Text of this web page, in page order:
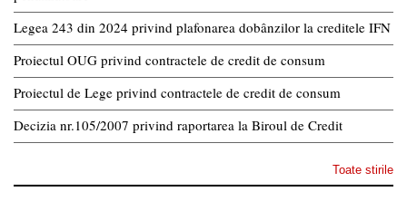
Legea 243 din 2024 privind plafonarea dobânzilor la creditele IFN
Proiectul OUG privind contractele de credit de consum
Proiectul de Lege privind contractele de credit de consum
Decizia nr.105/2007 privind raportarea la Biroul de Credit
Toate stirile